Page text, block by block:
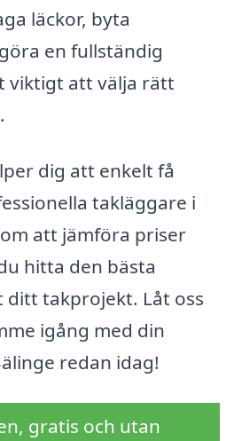
läckor, byta
en fullständig
viktigt att välja rätt
dig att enkelt få
takläggare i
att jämföra priser
hitta den bästa
ditt takprojekt. Låt oss
igång med din
redan idag!
gratis och utan